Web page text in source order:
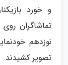
و خورد
تماشاگران
نوزدهم
تصویر کشیدند.